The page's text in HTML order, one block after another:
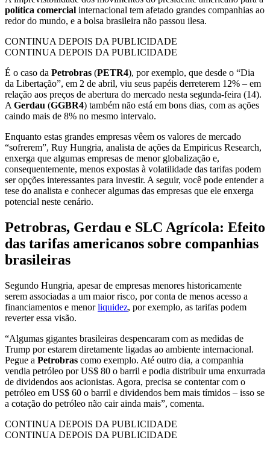
política comercial internacional tem afetado grandes companhias ao
redor do mundo, e a bolsa brasileira não passou ilesa.
CONTINUA DEPOIS DA PUBLICIDADE
CONTINUA DEPOIS DA PUBLICIDADE
É o caso da Petrobras (PETR4), por exemplo, que desde o “Dia
da Libertação”, em 2 de abril, viu seus papéis derreterem 12% – em
relação aos preços de abertura do mercado nesta segunda-feira (14).
A Gerdau (GGBR4) também não está em bons dias, com as ações
caindo mais de 8% no mesmo intervalo.
Enquanto estas grandes empresas vêem os valores de mercado
“sofrerem”, Ruy Hungria, analista de ações da Empiricus Research,
enxerga que algumas empresas de menor globalização e,
consequentemente, menos expostas à volatilidade das tarifas podem
ser opções interessantes para investir. A seguir, você pode entender a
tese do analista e conhecer algumas das empresas que ele enxerga
potencial neste cenário.
Petrobras, Gerdau e SLC Agrícola: Efeito
das tarifas americanos sobre companhias
brasileiras
Segundo Hungria, apesar de empresas menores historicamente
serem associadas a um maior risco, por conta de menos acesso a
financiamentos e menorliquidez, por exemplo, as tarifas podem
reverter essa visão.
“Algumas gigantes brasileiras despencaram com as medidas de
Trump por estarem diretamente ligadas ao ambiente internacional.
Pegue a Petrobras como exemplo. Até outro dia, a companhia
vendia petróleo por US$ 80 o barril e podia distribuir uma enxurrada
de dividendos aos acionistas. Agora, precisa se contentar com o
petróleo em US$ 60 o barril e dividendos bem mais tímidos – isso se
a cotação do petróleo não cair ainda mais”, comenta.
CONTINUA DEPOIS DA PUBLICIDADE
CONTINUA DEPOIS DA PUBLICIDADE